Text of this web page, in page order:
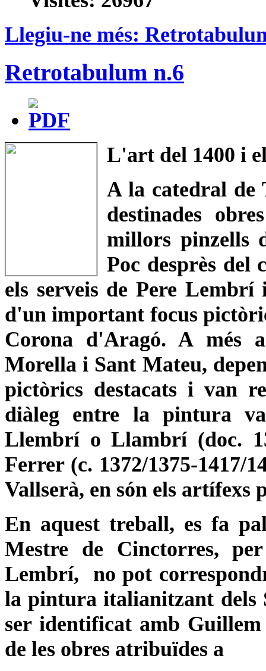
Llegiu-ne més:
Retrotabulum n.6
L'art del 1400 i
A la catedral de
destinades
millors pinzells
Poc desprès del
els serveis de Pere
d'un important focus
Corona d'Aragó. A més
Morella i Sant Mateu,
pictòrics destacats i van
diàleg entre la pintura
Llembrí o Llambrí (doc.
Ferrer (c. 1372/1375-1417/
Vallserà, en són els artífexs
En aquest treball, es fa
Mestre de Cinctorres,
Lembrí, no pot
la pintura italianitzant dels
ser identificat amb
de les obres atribuïdes a